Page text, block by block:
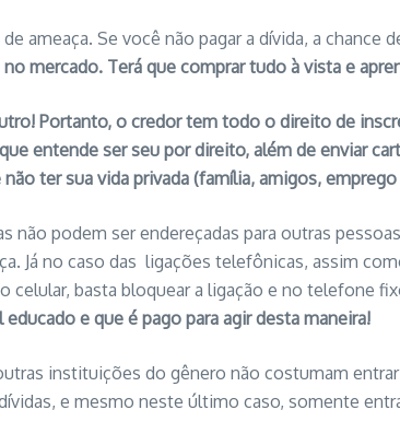
ameaça. Se você não pagar a dívida, a chance
mercado. Terá que comprar tudo à vista e
Portanto, o credor tem todo o direito de
entende ser seu por direito, além de enviar
ter sua vida privada (família, amigos,
não podem ser endereçadas para outras
Já no caso das ligações telefônicas, assim
celular, basta bloquear a ligação e no telefone
e que é pago para agir desta maneira!
instituições do gênero não costumam
e mesmo neste último caso, somente